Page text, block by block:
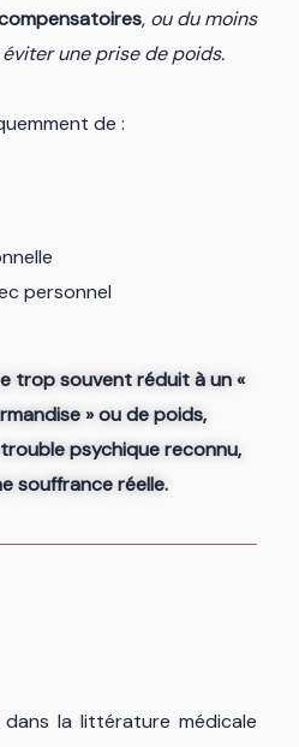
, ou du moins
une prise de poids.
de :
personnel
trop souvent réduit à un «
» ou de poids,
trouble psychique reconnu,
souffrance réelle.
la littérature médicale